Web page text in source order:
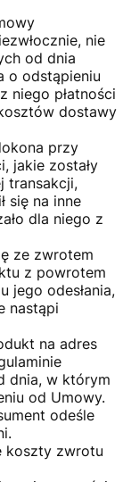
nie
od dnia
o odstąpieniu
niego płatności
dostawy
przy
jakie zostały
transakcji,
się na inne
dla niego z
ze zwrotem
z powrotem
jego odesłania,
nastąpi
na adres
dnia, w którym
od Umowy.
odeśle
koszty zwrotu